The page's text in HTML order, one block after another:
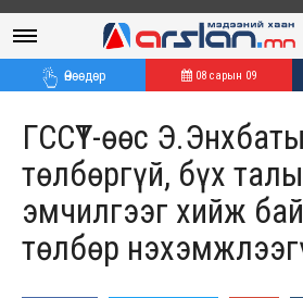
Өнөөдөр 08 сарын 09
ГССҮТ-өөс
төлбөргүй, бүх
эмчилгээг хийж
төлбөр